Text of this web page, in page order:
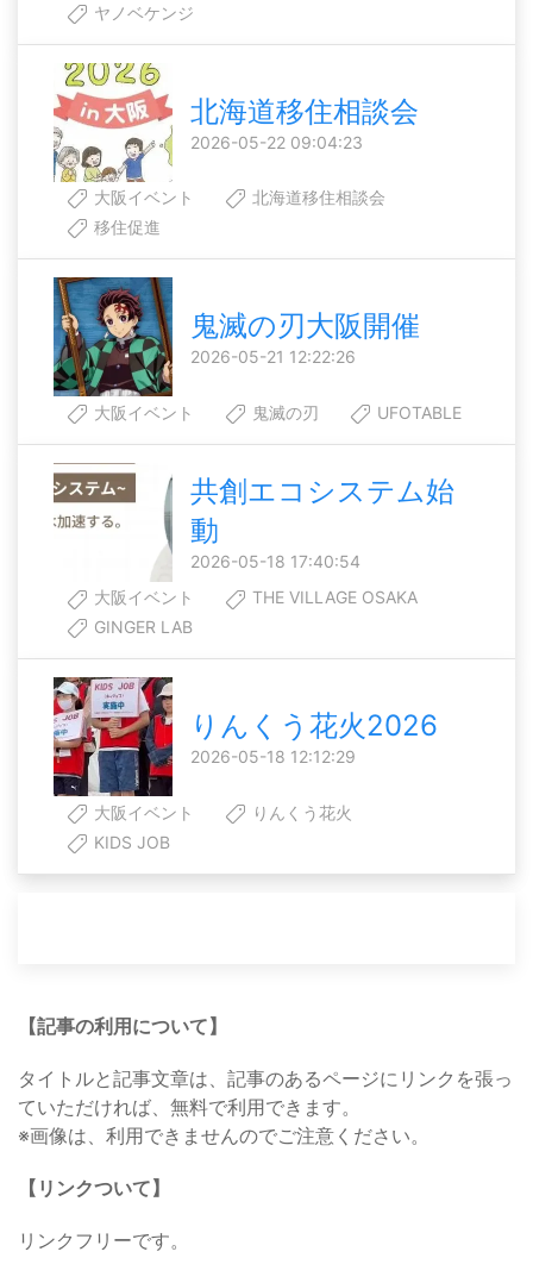
ヤノベケンジ
北海道移住相談会
2026-05-22 09:04:23
大阪イベント
北海道移住相談会
移住促進
鬼滅の刃大阪開催
2026-05-21 12:22:26
大阪イベント 鬼滅の刃 UFOTABLE
共創エコシステム始
動
2026-05-18 17:40:54
大阪イベント
THE VILLAGE OSAKA
GINGER LAB
りんくう花火2026
2026-05-18 12:12:29
大阪イベント
りんくう花火
KIDS JOB
【記事の利用について】
タイトルと記事文章は、記事のあるページにリンクを張っ
ていただければ、無料で利用できます。
※画像は、利用できませんのでご注意ください。
【リンクついて】
リンクフリーです。